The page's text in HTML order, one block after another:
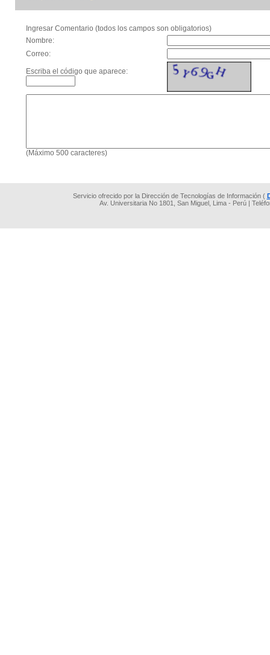
Ingresar Comentario (todos los campos son obligatorios)
Nombre:
Correo:
Escriba el código que aparece:
(Máximo 500 caracteres)
Servicio ofrecido por la Dirección de Tecnologías de Información (
Av. Universitaria No 1801, San Miguel, Lima - Perú |